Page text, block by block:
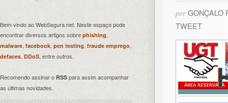
por GONÇALO
TWEET
Bem-vindo ao WebSegura.net. Neste espaço pode
encontrar diversos artigos sobre phishing,
malware, facebook, pen testing fraude emprego,
defaces, DDoS, entre outros.
Recomendo assinar o RSS para assim acompanhar
as últimas novidades.